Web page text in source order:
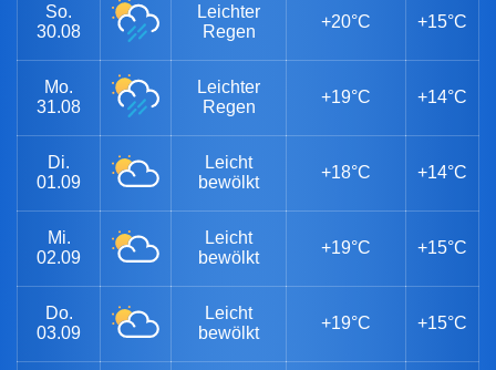
So.
30.08
Leichter
Regen
+20°C +15°C
Mo.
31.08
Leichter
Regen
+19°C +14°C
Di.
01.09
Leicht
bewölkt
+18°C +14°C
Mi.
02.09
Leicht
bewölkt
+19°C +15°C
Do.
03.09
Leicht
bewölkt
+19°C +15°C